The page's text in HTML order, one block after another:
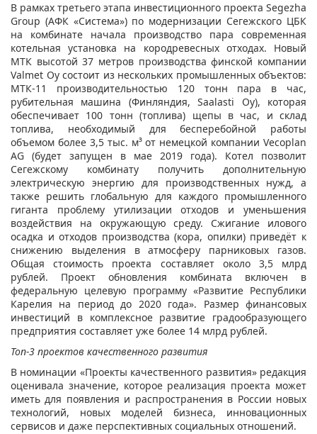
В рамках третьего этапа инвестиционного проекта Segezha
Group (АФК «Система») по модернизации Сегежского ЦБК
на комбинате начала производство пара современная
котельная установка на кородревесных отходах. Новый
МТК высотой 37 метров производства финской компании
Valmet Oy состоит из нескольких промышленных объектов:
МТК-11 производительностью 120 тонн пара в час,
рубительная машина (Финляндия, Saalasti Oy), которая
обеспечивает 100 тонн (топлива) щепы в час, и склад
топлива, необходимый для бесперебойной работы
объемом более 3,5 тыс. м³ от немецкой компании Vecoplan
AG (будет запущен в мае 2019 года). Котел позволит
Сегежскому комбинату получить дополнительную
электрическую энергию для производственных нужд, а
также решить глобальную для каждого промышленного
гиганта проблему утилизации отходов и уменьшения
воздействия на окружающую среду. Сжигание илового
осадка и отходов производства (кора, опилки) приведёт к
снижению выделения в атмосферу парниковых газов.
Общая стоимость проекта составляет около 3,5 млрд
рублей. Проект обновления комбината включен в
федеральную целевую программу «Развитие Республики
Карелия на период до 2020 года». Размер финансовых
инвестиций в комплексное развитие градообразующего
предприятия составляет уже более 14 млрд рублей.
Топ-3 проектов качественного развития
В номинации «Проекты качественного развития» редакция
оценивала значение, которое реализация проекта может
иметь для появления и распространения в России новых
технологий, новых моделей бизнеса, инновационных
сервисов и даже перспективных социальных отношений.